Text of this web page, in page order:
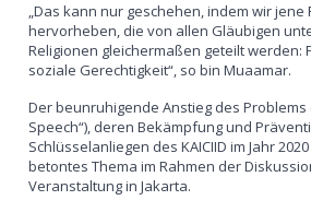
„Das kann nur geschehen, indem wir jene
hervorheben, die von allen Gläubigen
Religionen gleichermaßen geteilt werden:
soziale Gerechtigkeit“, so bin Muaamar.
Der beunruhigende Anstieg des Problems
Speech“), deren Bekämpfung und
Schlüsselanliegen des KAICIID im Jahr
betontes Thema im Rahmen der
Veranstaltung in Jakarta.